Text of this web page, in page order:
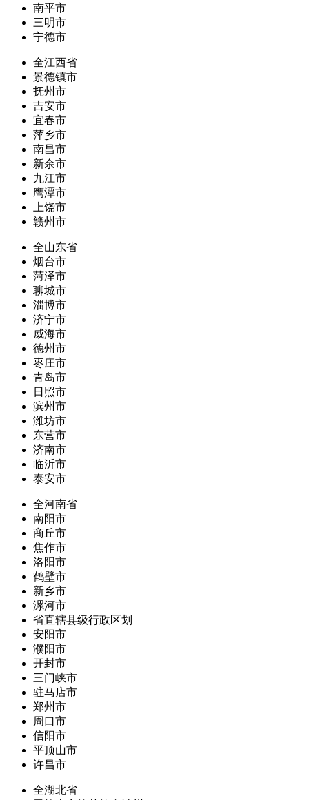
南平市
三明市
宁德市
全江西省
景德镇市
抚州市
吉安市
宜春市
萍乡市
南昌市
新余市
九江市
鹰潭市
上饶市
赣州市
全山东省
烟台市
菏泽市
聊城市
淄博市
济宁市
威海市
德州市
枣庄市
青岛市
日照市
滨州市
潍坊市
东营市
济南市
临沂市
泰安市
全河南省
南阳市
商丘市
焦作市
洛阳市
鹤壁市
新乡市
漯河市
省直辖县级行政区划
安阳市
濮阳市
开封市
三门峡市
驻马店市
郑州市
周口市
信阳市
平顶山市
许昌市
全湖北省